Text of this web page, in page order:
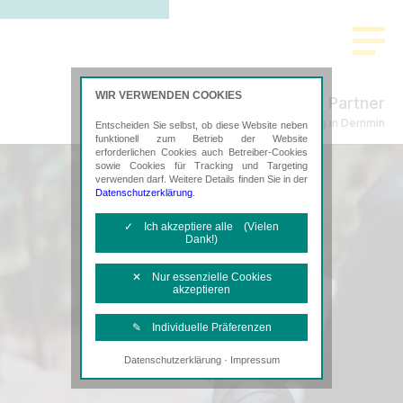
Freund & Partner
Steuerberatung in Demmin
WIR VERWENDEN COOKIES
Entscheiden Sie selbst, ob diese Website neben
funktionell zum Betrieb der Website
erforderlichen Cookies auch Betreiber-Cookies
sowie Cookies für Tracking und Targeting
verwenden darf. Weitere Details finden Sie in der
Datenschutzerklärung
✓ Ich akzeptiere alle (Vielen
Dank!)
✕ Nur essenzielle Cookies
akzeptieren
✎ Individuelle Präferenzen
Notwendige Cookies
Diese Cookies sind erforderlich, um die
Datenschutzerklärung· Impressum